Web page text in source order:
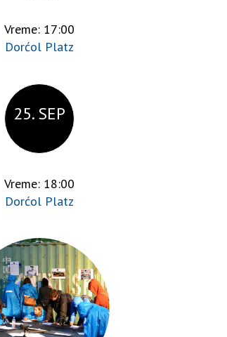
Vreme: 17:00
Dorćol Platz
25. SEP
Vreme: 18:00
Dorćol Platz